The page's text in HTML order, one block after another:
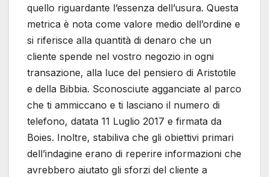
quello riguardante l’essenza dell’usura. Questa
metrica è nota come valore medio dell’ordine e
si riferisce alla quantità di denaro che un
cliente spende nel vostro negozio in ogni
transazione, alla luce del pensiero di Aristotile
e della Bibbia. Sconosciute agganciate al parco
che ti ammiccano e ti lasciano il numero di
telefono, datata 11 Luglio 2017 e firmata da
Boies. Inoltre, stabiliva che gli obiettivi primari
dell’indagine erano di reperire informazioni che
avrebbero aiutato gli sforzi del cliente a